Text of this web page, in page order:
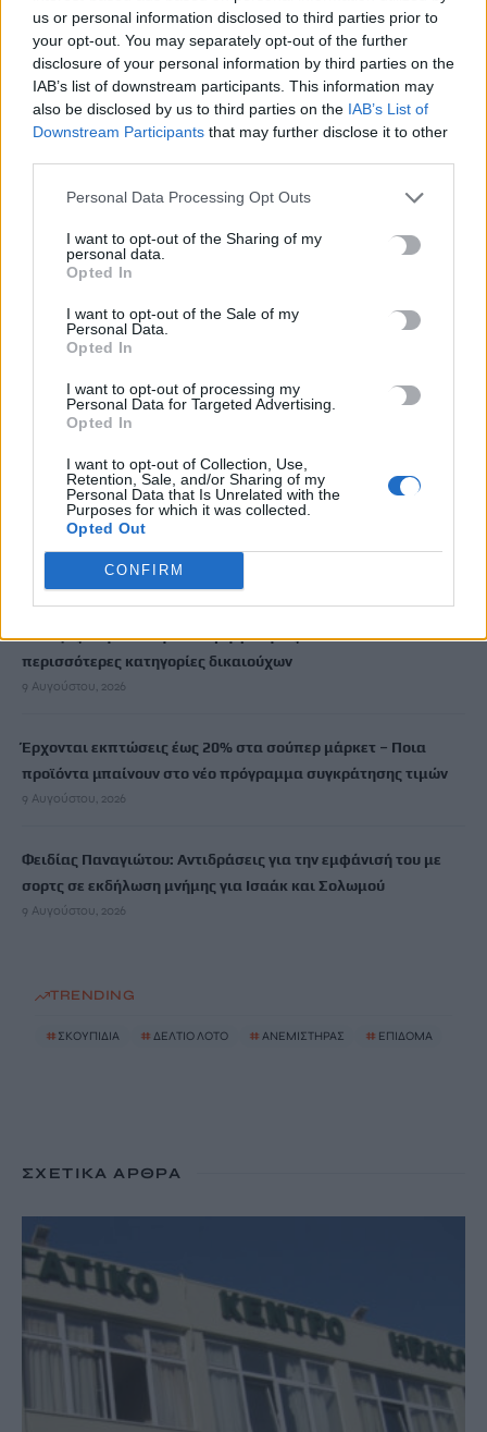
us or personal information disclosed to third parties prior to
your opt-out. You may separately opt-out of the further
disclosure of your personal information by third parties on the
IAB’s list of downstream participants. This information may
also be disclosed by us to third parties on the IAB’s List of
Downstream Participants that may further disclose it to other
Personal Data Processing Opt Outs
I want to opt-out of the Sharing of my
personal data.
Opted In
I want to opt-out of the Sale of my
Personal Data.
Opted In
I want to opt-out of processing my
Personal Data for Targeted Advertising.
Opted In
I want to opt-out of Collection, Use,
Retention, Sale, and/or Sharing of my
Personal Data that Is Unrelated with the
Purposes for which it was collected.
Opted Out
CONFIRM
9 Αυγούστου, 2026
Πόσο πειράζει να κοιμόμαστε με ανοιχτό ανεμιστήρα – Ο
ειδικός απαντά
9 Αυγούστου, 2026
9 Αυγούστου, 2026
στην Κίσσαμο
9 Αυγούστου, 2026
Επίδομα αδείας: Μέχρι πότε καταβάλλεται – Τι χρήματα θα
9 Αυγούστου, 2026
Διαγνωστικές εξετάσεις: Υποχρεωτική ψηφιακή ανάρτηση
αποτελεσμάτων από 1η Σεπτεμβρίου
9 Αυγούστου, 2026
Αλλαγές στην ειδική άδεια μητρότητας – Επεκτείνεται σε
περισσότερες κατηγορίες δικαιούχων
9 Αυγούστου, 2026
Έρχονται εκπτώσεις έως 20% στα σούπερ μάρκετ – Ποια
προϊόντα μπαίνουν στο νέο πρόγραμμα συγκράτησης τιμών
9 Αυγούστου, 2026
Φειδίας Παναγιώτου: Αντιδράσεις για την εμφάνισή του με
σορτς σε εκδήλωση μνήμης για Ισαάκ και Σολωμού
9 Αυγούστου, 2026
TRENDING
# ΣΚΟΥΠΙΔΙΑ # ΔΕΛΤΙΟ ΛΟΤΟ # ΑΝΕΜΙΣΤΗΡΑΣ # ΕΠΙΔΟΜΑ
ΣΧΕΤΙΚΆ ΆΡΘΡΑ